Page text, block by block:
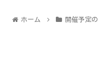
ホーム 開催予定